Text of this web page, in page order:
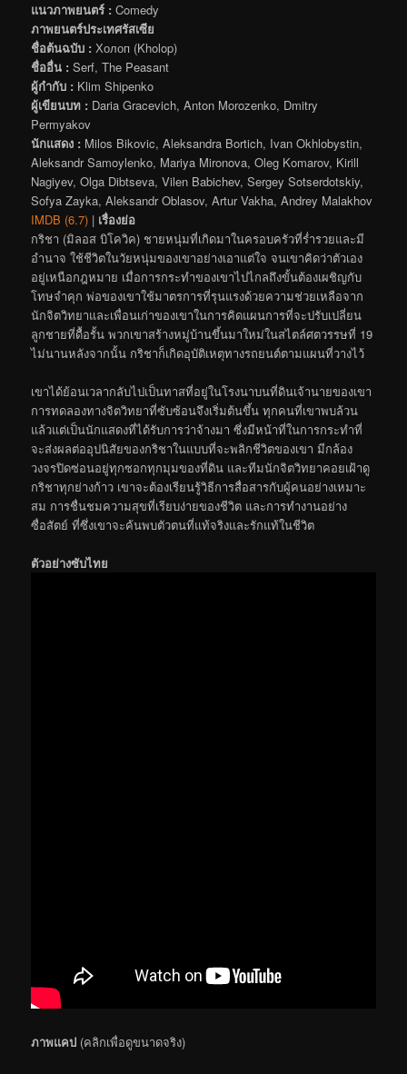
แนวภาพยนตร์ : Comedy
ภาพยนตร์ประเทศรัสเซีย
ชื่อต้นฉบับ : Холоп (Kholop)
ชื่ออื่น : Serf, The Peasant
ผู้กำกับ : Klim Shipenko
ผู้เขียนบท : Daria Gracevich, Anton Morozenko, Dmitry
Permyakov
นักแสดง : Milos Bikovic, Aleksandra Bortich, Ivan Okhlobystin,
Aleksandr Samoylenko, Mariya Mironova, Oleg Komarov, Kirill
Nagiyev, Olga Dibtseva, Vilen Babichev, Sergey Sotserdotskiy,
Sofya Zayka, Aleksandr Oblasov, Artur Vakha, Andrey Malakhov
IMDB (6.7) | เรื่องย่อ
กริชา (มิลอส บิโควิค) ชายหนุ่มที่เกิดมาในครอบครัวที่ร่ำรวยและมี
อำนาจ ใช้ชีวิตในวัยหนุ่มของเขาอย่างเอาแต่ใจ จนเขาคิดว่าตัวเอง
อยู่เหนือกฎหมาย เมื่อการกระทำของเขาไปไกลถึงขั้นต้องเผชิญกับ
โทษจำคุก พ่อของเขาใช้มาตรการที่รุนแรงด้วยความช่วยเหลือจาก
นักจิตวิทยาและเพื่อนเก่าของเขาในการคิดแผนการที่จะปรับเปลี่ยน
ลูกชายที่ดื้อรั้น พวกเขาสร้างหมู่บ้านขึ้นมาใหม่ในสไตล์ศตวรรษที่ 19
ไม่นานหลังจากนั้น กริชาก็เกิดอุบัติเหตุทางรถยนต์ตามแผนที่วางไว้
เขาได้ย้อนเวลากลับไปเป็นทาสที่อยู่ในโรงนาบนที่ดินเจ้านายของเขา
การทดลองทางจิตวิทยาที่ซับซ้อนจึงเริ่มต้นขึ้น ทุกคนที่เขาพบล้วน
แล้วแต่เป็นนักแสดงที่ได้รับการว่าจ้างมา ซึ่งมีหน้าที่ในการกระทำที่
จะส่งผลต่ออุปนิสัยของกริชาในแบบที่จะพลิกชีวิตของเขา มีกล้อง
วงจรปิดซ่อนอยู่ทุกซอกทุกมุมของที่ดิน และทีมนักจิตวิทยาคอยเฝ้าดู
กริชาทุกย่างก้าว เขาจะต้องเรียนรู้วิธีการสื่อสารกับผู้คนอย่างเหมาะ
สม การชื่นชมความสุขที่เรียบง่ายของชีวิต และการทำงานอย่าง
ซื่อสัตย์ ที่ซึ่งเขาจะค้นพบตัวตนที่แท้จริงและรักแท้ในชีวิต
ตัวอย่างซับไทย
ภาพแคป (คลิกเพื่อดูขนาดจริง)